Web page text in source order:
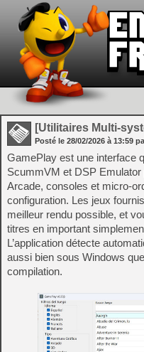
[Utilitaires Multi-
Posté le 28/02/2026 à 13:59
GamePlay est une interface
ScummVM et DSP
Arcade, consoles et
configuration. Les jeux
meilleur rendu possible, et
titres en important
L’application détecte
aussi bien sous Windows
compilation.